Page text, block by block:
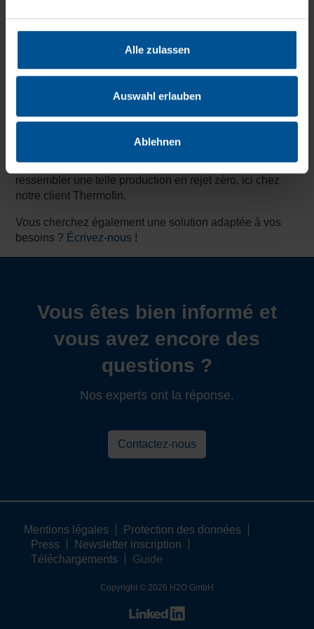
Alle zulassen
Auswahl erlauben
Ablehnen
être traités de manière fiable grâce à la technologie
brevetée Clearcat et Purecat. Lisezicià quel point notre
pourquoi il a décidé d'utiliser un système VACUDEST.
Le sel et les métaux lourds peuvent également être très
résultats du traitement, le distillat est souvent
réutilisé vers la production. Vous pouvez voir à quoi peut
ressembler une telle production en rejet zéro, ici chez
notre client Thermofin.
Vous cherchez également une solution adaptée à vos
besoins ? Écrivez-nous !
Vous êtes bien informé et
vous avez encore des
questions ?
Nos experts ont la réponse.
Contactez-nous
Mentions légales
Protection des données
Press
Newsletter inscription
Téléchargements
Guide
Copyright © 2026 H2O GmbH